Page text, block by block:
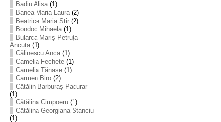
Badiu Alisa(1)
Banea Maria Laura(2)
Beatrice Maria Știr(2)
Bondoc Mihaela(1)
Bularca-Mariș Petruța-
Ancuța(1)
Călinescu Anca(1)
Camelia Fechete(1)
Camelia Tănase(1)
Carmen Biro(2)
Cătălin Barburaș-Pacurar
(1)
Cătălina Cimpoeru(1)
Cătălina Georgiana Stanciu
(1)